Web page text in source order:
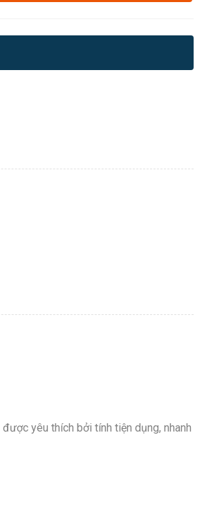
yêu thích bởi tính tiện dụng, nhanh